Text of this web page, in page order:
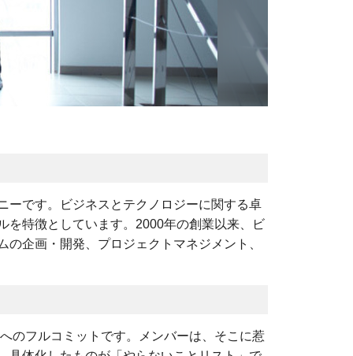
ーです。ビジネスとテクノロジーに関する卓
を特徴としています。2000年の創業以来、ビ
企画・開発、プロジェクトマネジメント、
のフルコミットです。メンバーは、そこに惹